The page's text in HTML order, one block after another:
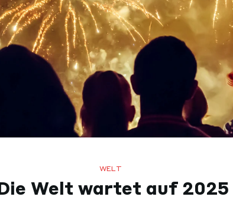
WELT
Welt wartet auf 2025